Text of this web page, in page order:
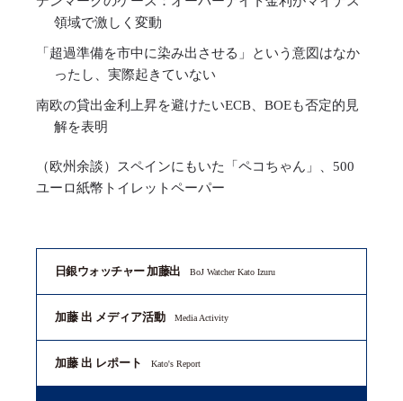
領域で激しく変動
「超過準備を市中に染み出させる」という意図はなか
ったし、実際起きていない
南欧の貸出金利上昇を避けたいECB、BOEも否定的見
解を表明
（欧州余談）スペインにもいた「ペコちゃん」、500
ユーロ紙幣トイレットペーパー
日銀ウォッチャー 加藤出 BoJ Watcher Kato Izuru
加藤 出 メディア活動 Media Activity
加藤 出 レポート Kato's Report